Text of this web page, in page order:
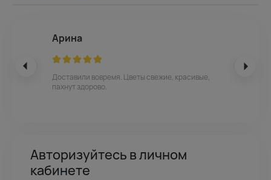
Арина
Доставили вовремя. Цветы свежие, красивые,
пахнут здорово.
Авторизуйтесь в личном
кабинете